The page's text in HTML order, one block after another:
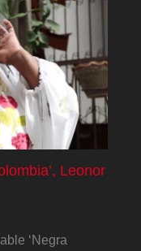
Leonor
‘Negra